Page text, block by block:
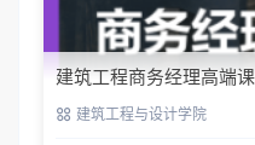
建筑工程商务经理高端课
建筑施工成本结算管控变
建筑工程与设计学院